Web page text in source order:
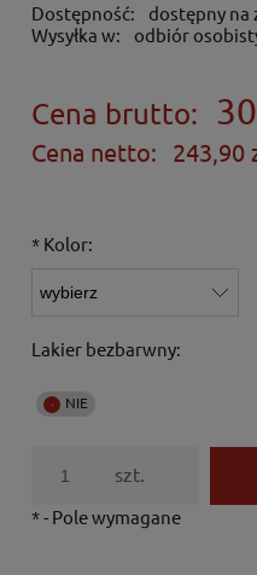
Dostępność:
dostępny na
Wysyłka w:
odbiór
Cena brutto:
Cena netto: 243,90
* Kolor:
Lakier bezbarwny:
szt.
*- Pole wymagane